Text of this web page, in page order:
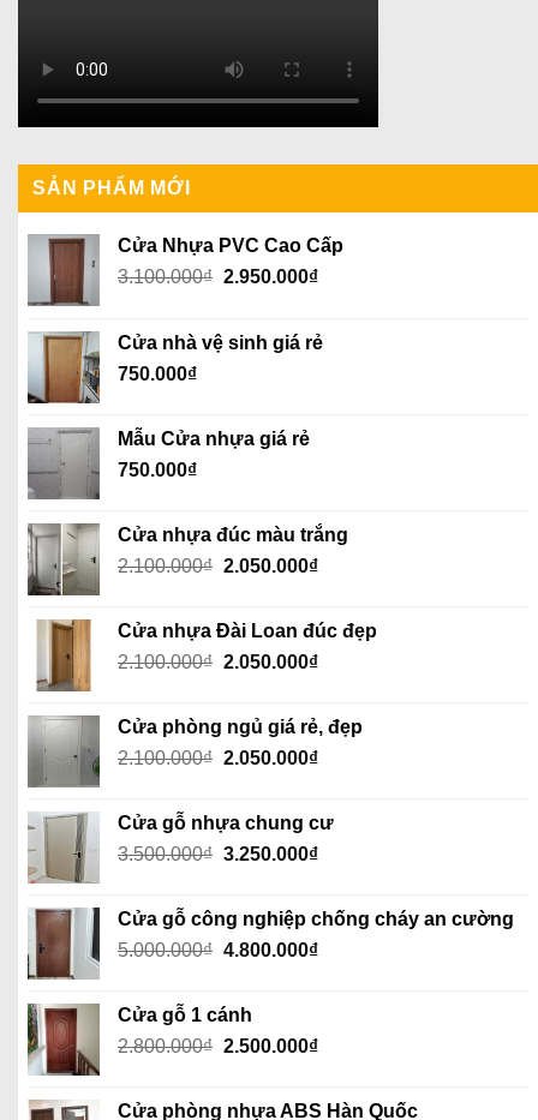
SẢN PHẨM MỚI
Cửa Nhựa PVC Cao Cấp
3.100.000₫ Giá
3.100.000₫.
2.950.000₫Giá
là:
Cửa nhà vệ sinh giá rẻ
750.000₫
Mẫu Cửa nhựa giá rẻ
750.000₫
Cửa nhựa đúc màu trắng
2.100.000₫ Giá
2.100.000₫.
2.050.000₫Giá
là:
2.050.000₫.
Cửa nhựa Đài Loan đúc đẹp
2.100.000₫ Giá
2.100.000₫.
2.050.000₫Giá
là:
2.050.000₫.
Cửa phòng ngủ giá rẻ, đẹp
2.100.000₫ Giá
2.100.000₫.
2.050.000₫Giá
là:
2.050.000₫.
Cửa gỗ nhựa chung cư
3.500.000₫ Giá
3.500.000₫.
3.250.000₫Giá
là:
3.250.000₫.
Cửa gỗ công nghiệp chống cháy an cường
5.000.000₫ Giá
5.000.000₫.
4.800.000₫Giá
4.800.000₫.
Cửa gỗ 1 cánh
2.800.000₫ Giá
2.500.000₫Giá
Cửa phòng nhựa ABS Hàn Quốc